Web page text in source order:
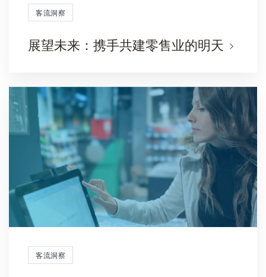
客流洞察
展望未来：携手共建零售业的明天
客流洞察